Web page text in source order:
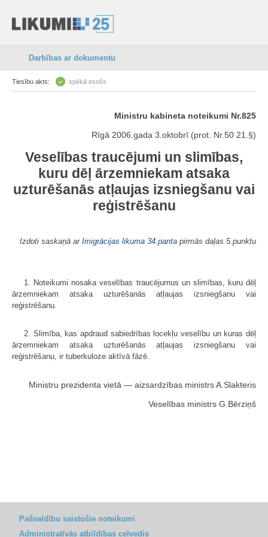
Darbības ar dokumentu
Tiesību akts: spēkā esošs
Ministru kabineta noteikumi Nr.825
Rīgā 2006.gada 3.oktobrī (prot. Nr.50 21.§)
Veselības traucējumi un slimības,
kuru dēļ ārzemniekam atsaka
uzturēšanās atļaujas izsniegšanu vai
reģistrēšanu
Izdoti saskaņā ar Imigrācijas likuma 34.panta pirmās daļas 5.punktu
1. Noteikumi nosaka veselības traucējumus un slimības, kuru dēļ
ārzemniekam atsaka uzturēšanās atļaujas izsniegšanu vai
reģistrēšanu.
2. Slimība, kas apdraud sabiedrības locekļu veselību un kuras dēļ
ārzemniekam atsaka uzturēšanās atļaujas izsniegšanu vai
reģistrēšanu, ir tuberkuloze aktīvā fāzē.
Ministru prezidenta vietā — aizsardzības ministrs A.Slakteris
Veselības ministrs G.Bērziņš
Pašvaldību saistošie noteikumi
Administratīvās atbildības ceļvedis